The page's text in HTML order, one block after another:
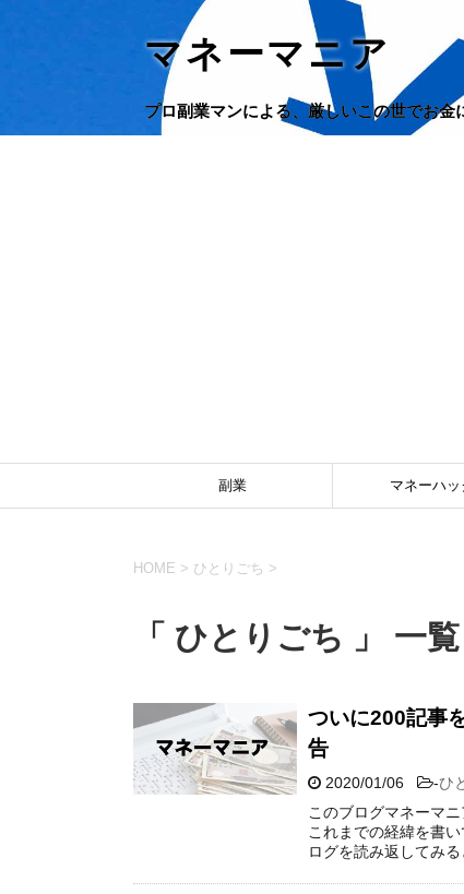
マネーマニア
プロ副業マンによる、厳しいこの世でお
副業 マネーハッ
HOME > ひとりごち >
「 ひとりごち 」 一覧
ついに200記事
告
2020/01/06 -ひ
このブログマネーマ
これまでの経緯を書
ログを読み返してみ